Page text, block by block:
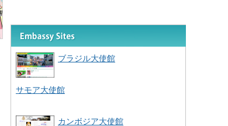
ブラジル大使館
サモア大使館
カンボジア大使館